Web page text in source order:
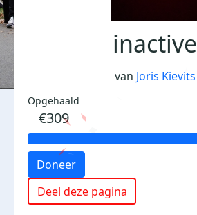
inactive
van Joris Kievits
Opgehaald
€309
Doneer
Deel deze pagina